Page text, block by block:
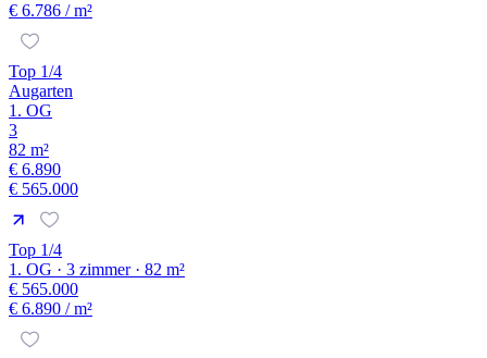
€ 6.786 / m²
Top 1/4
Augarten
1. OG
3
82 m²
€ 6.890
€ 565.000
Top 1/4
1. OG · 3 zimmer · 82 m²
€ 565.000
€ 6.890 / m²